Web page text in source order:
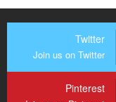
Twitter
Join us on Twitter
Pinterest